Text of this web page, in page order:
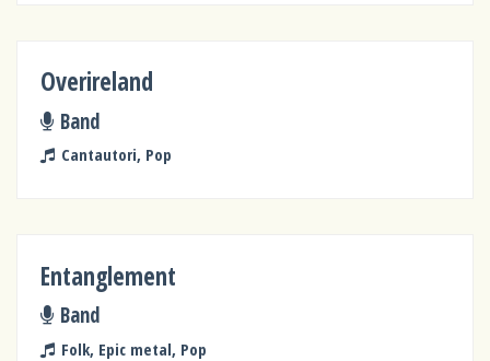
Overireland
Band
Cantautori, Pop
Entanglement
Band
Folk, Epic metal, Pop